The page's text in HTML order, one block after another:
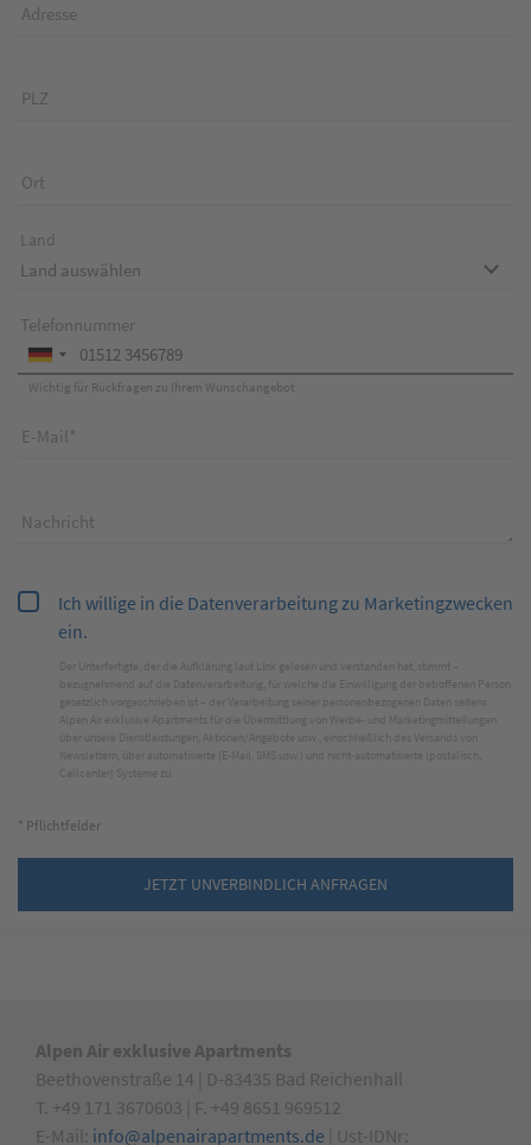
Adresse
PLZ
Ort
Land
Wichtig für Rückfragen zu Ihrem Wunschangebot
Telefonnummer
E-Mail
Nachricht
Ich willige in die Datenverarbeitung zu Marketingzwecken
ein.
Der Unterfertigte, der die Aufklärung laut Link
gelesen und verstanden hat, stimmt –
bezugnehmend auf die Datenverarbeitung, für welche die Einwilligung der betroffenen Person
gesetzlich vorgeschrieben ist – der Verarbeitung seiner personenbezogenen Daten seitens
Alpen Air exklusive Apartments für die Übermittlung von Werbe- und Marketingmitteilungen
über unsere Dienstleistungen, Aktionen/Angebote usw., einschließlich des Versands von
Newslettern, über automatisierte (E-Mail, SMS usw.) und nicht-automatisierte (postalisch,
Callcenter) Systeme zu.
* Pflichtfelder
JETZT UNVERBINDLICH ANFRAGEN
Alpen Air exklusive Apartments
Beethovenstraße 14 | D-83435 Bad Reichenhall
T. +49 171 3670603 | F. +49 8651 969512
E-Mail: info@alpenairapartments.de | Ust-IDNr: